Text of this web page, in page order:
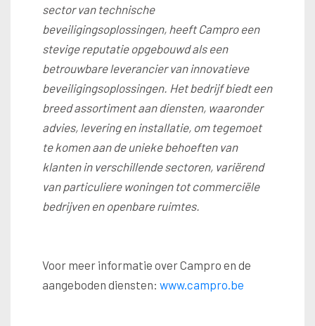
sector van technische
beveiligingsoplossingen, heeft Campro een
stevige reputatie opgebouwd als een
betrouwbare leverancier van innovatieve
beveiligingsoplossingen. Het bedrijf biedt een
breed assortiment aan diensten, waaronder
advies, levering en installatie, om tegemoet
te komen aan de unieke behoeften van
klanten in verschillende sectoren, variërend
van particuliere woningen tot commerciële
bedrijven en openbare ruimtes.
Voor meer informatie over Campro en de
aangeboden diensten: www.campro.be